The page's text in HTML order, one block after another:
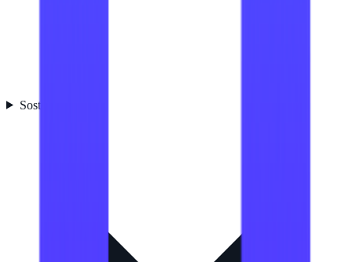
Sostenibilidad